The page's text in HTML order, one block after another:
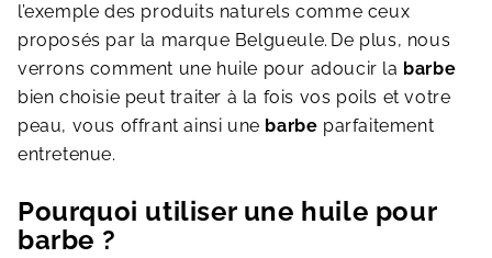
l’exemple des produits naturels comme ceux
proposés par la marque Belgueule. De plus, nous
verrons comment une huile pour adoucir la barbe
bien choisie peut traiter à la fois vos poils et votre
peau, vous offrant ainsi une barbe parfaitement
entretenue.
Pourquoi utiliser une huile pour
barbe ?